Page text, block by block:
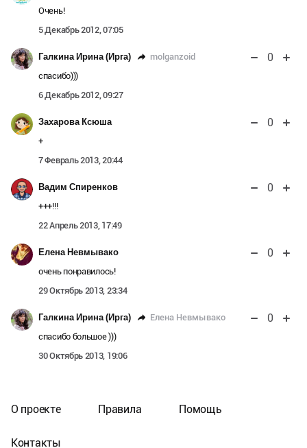
Очень!
5 Декабрь 2012, 07:05
Галкина Ирина (Ирга) molganzoid 0
спасибо)))
6 Декабрь 2012, 09:27
Захарова Ксюша 0
+
7 Февраль 2013, 20:44
Вадим Спиренков 0
+++!!!
22 Апрель 2013, 17:49
Елена Невмывако 0
очень понравилось!
29 Октябрь 2013, 23:34
Галкина Ирина (Ирга) Елена Невмывако 0
спасибо большое )))
30 Октябрь 2013, 19:06
О проекте Правила Помощь
Контакты